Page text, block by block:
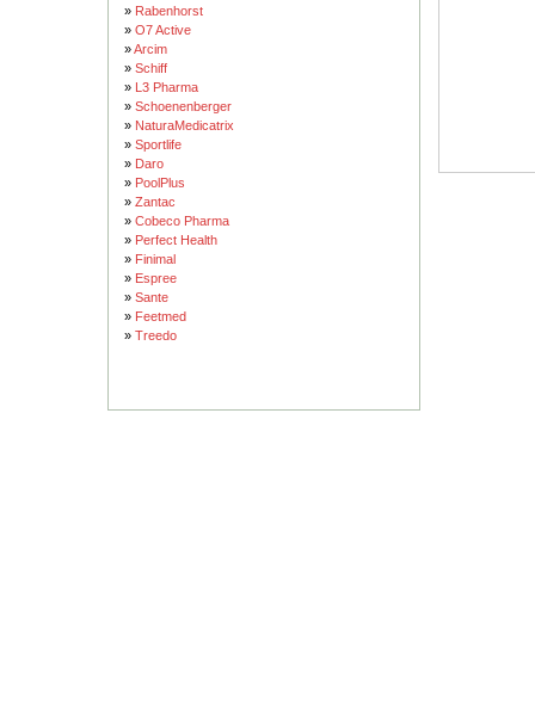
» Rabenhorst
» O7 Active
»Arcim
» Schiff
» L3 Pharma
» Schoenenberger
» NaturaMedicatrix
» Sportlife
» Daro
» PoolPlus
» Zantac
» Cobeco Pharma
» Perfect Health
» Finimal
» Espree
» Sante
» Feetmed
» Treedo